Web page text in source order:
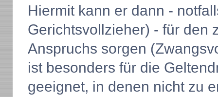
Hiermit kann er dann -
Gerichtsvollzieher) - für den
Anspruchs sorgen
ist besonders für die
geeignet, in denen nicht zu